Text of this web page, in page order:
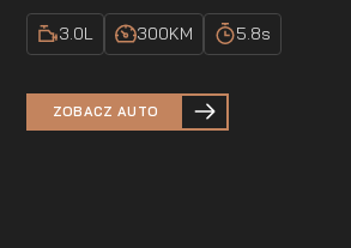
3.0L 300KM 5.8s
ZOBACZ AUTO